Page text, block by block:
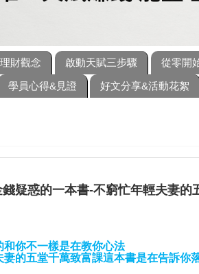
財觀念 啟動天賦三步驟 從零開
學員心得&見證 好文分享&活動花絮
疑惑的一本書-不窮忙年輕夫妻的
和你不一樣是在教你心法
妻的五堂千萬致富課這本書是在告訴你